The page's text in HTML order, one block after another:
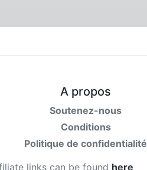
A propos
Soutenez-nous
Conditions
Politique de confidentialité
links can be found here